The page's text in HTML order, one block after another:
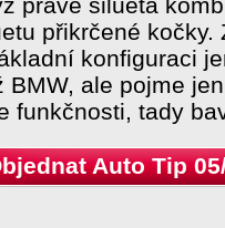
přikrčené kočky.
konfiguraci
BMW, ale pojme
funkčnosti, tady
Auto Tip